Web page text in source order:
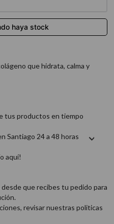
que hidrata, calma y
tus productos en tiempo
Santiago 24 a 48 horas
aquí!
que recibes tu pedido para
revisar nuestras politicas